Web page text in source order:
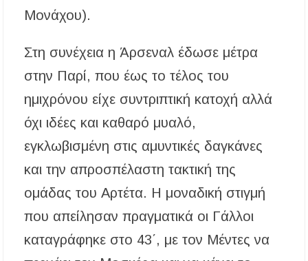
Μονάχου).
Στη συνέχεια η Άρσεναλ έδωσε μέτρα
στην Παρί, που έως το τέλος του
ημιχρόνου είχε συντριπτική κατοχή αλλά
όχι ιδέες και καθαρό μυαλό,
εγκλωβισμένη στις αμυντικές δαγκάνες
και την απροσπέλαστη τακτική της
ομάδας του Αρτέτα. Η μοναδική στιγμή
που απείλησαν πραγματικά οι Γάλλοι
καταγράφηκε στο 43΄, με τον Μέντες να